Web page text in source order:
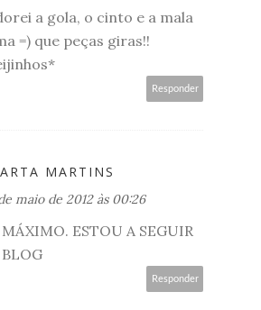
a gola, o cinto e a mala
=) que peças giras!!
Responder
MARTINS
maio de 2012 às 00:26
ESTOU A SEGUIR
Responder